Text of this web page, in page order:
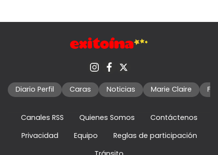
Diario Perfil Caras Noticias Marie Claire
Canales RSS Quienes Somos
Contáctenos
Privacidad
Equipo
Reglas de participación